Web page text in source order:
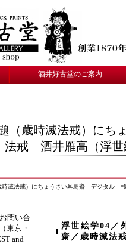
酒井好古堂のご案内
（歳時滅法戒）に
法戒 酒井雁高（浮世
時滅法戒）にちょうさい耳鳥齋 デジタル
浮世絵学04
齋／歳時滅
問い合
東京・
and